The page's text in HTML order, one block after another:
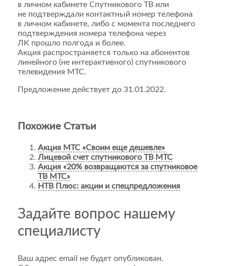
в личном кабинете Спутникового ТВ или
не подтверждали контактный номер телефона
в личном кабинете, либо с момента последнего
подтверждения номера телефона через
ЛК прошло полгода и более.
Акция распространяется только на абонентов
линейного (не интерактивного) спутникового
телевидения МТС.
Предложение действует до 31.01.2022.
Похожие Статьи
Акция МТС «Своим еще дешевле»
Лицевой счет спутникового ТВ МТС
Акция «20% возвращаются за спутниковое
ТВ МТС»
НТВ Плюс: акции и спецпредложения
Задайте вопрос нашему
специалисту
Ваш адрес email не будет опубликован.